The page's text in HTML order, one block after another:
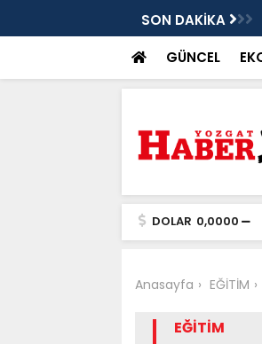
SON DAKİKA
GÜNCEL
DOLAR 0,0000
Anasayfa EĞİTİM
EĞİTİM